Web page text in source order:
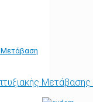
Μετάβαση